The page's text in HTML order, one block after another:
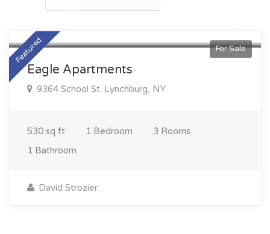
Featured For Sale
$275,000
Eagle Apartments
9364 School St. Lynchburg, NY
530 sq ft 1 Bedroom
3 Rooms
1 Bathroom
David Strozier